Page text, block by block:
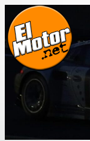
Saltar
contenido
El Motor punto Net
Información sobre